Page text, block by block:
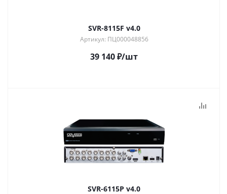
SVR-8115F v4.0
Артикул: ПЦ000048856
39 140₽/шт
SVR-6115P v4.0